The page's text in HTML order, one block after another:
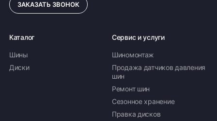
ЗАКАЗАТЬ ЗВОНОК
Каталог
Шины
Диски
Сервис и услуги
Шиномонтаж
Продажа датчиков давления
шин
Ремонт шин
Сезонное хранение
Правка дисков